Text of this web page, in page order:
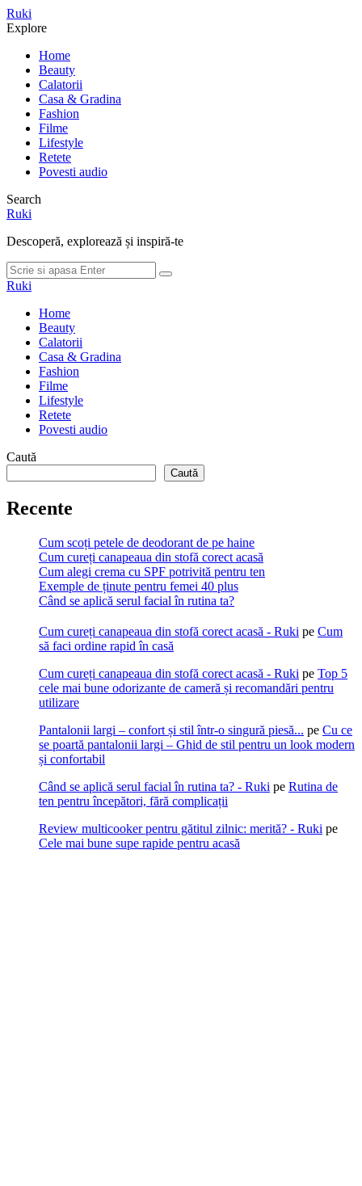
Meniu
Ruki
Cauta
Explore
Home
Beauty
Calatorii
Casa & Gradina
Fashion
Filme
Lifestyle
Retete
Povesti audio
Search
Ruki
Descoperă, explorează și inspiră-te
Cauta
dupa:
Cauta
Ruki
Home
Beauty
Calatorii
Casa & Gradina
Fashion
Filme
Lifestyle
Retete
Povesti audio
Caută
Caută
Recente
Cum scoți petele de deodorant de pe haine
Cum cureți canapeaua din stofă corect acasă
Cum alegi crema cu SPF potrivită pentru ten
Exemple de ținute pentru femei 40 plus
Când se aplică serul facial în rutina ta?
Cum cureți canapeaua din stofă corect acasă - Ruki pe Cum
să faci ordine rapid în casă
Cum cureți canapeaua din stofă corect acasă - Ruki pe Top 5
cele mai bune odorizante de cameră și recomandări pentru
utilizare
Pantalonii largi – confort și stil într-o singură piesă... pe Cu ce
se poartă pantalonii largi – Ghid de stil pentru un look modern
și confortabil
Când se aplică serul facial în rutina ta? - Ruki pe Rutina de
ten pentru începători, fără complicații
Review multicooker pentru gătitul zilnic: merită? - Ruki pe
Cele mai bune supe rapide pentru acasă